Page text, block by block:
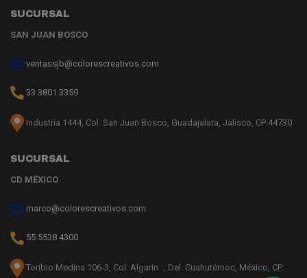
SUCURSAL
SAN JUAN BOSCO
ventassjb@colorescreativos.com
33 3801 3359
Industria 1444, Col. San Juan Bosco, Guadajalara, Jalisco, CP:44730
SUCURSAL
CD MÉXICO
marco@colorescreativos.com
55 5538 4300
Toribio Medina 106-3, Col. Algarín , Del. Cuahutémoc, México, CP: